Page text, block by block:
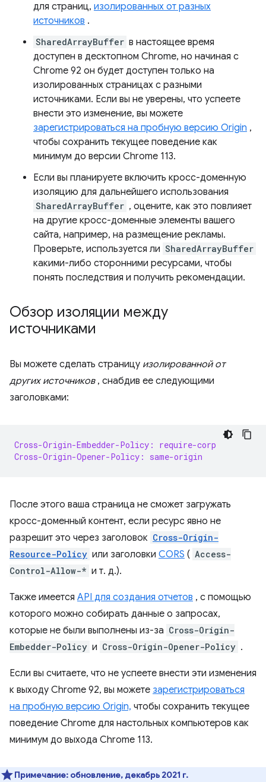
для страниц, изолированных от разных
источников .
SharedArrayBuffer в настоящее время
доступен в десктопном Chrome, но начиная с
Chrome 92 он будет доступен только на
изолированных страницах с разными
источниками. Если вы не уверены, что успеете
внести это изменение, вы можете
зарегистрироваться на пробную версию Origin ,
чтобы сохранить текущее поведение как
минимум до версии Chrome 113.
Если вы планируете включить кросс-доменную
изоляцию для дальнейшего использования
SharedArrayBuffer , оцените, как это повлияет
на другие кросс-доменные элементы вашего
сайта, например, на размещение рекламы.
Проверьте, используется ли SharedArrayBuffer
какими-либо сторонними ресурсами, чтобы
понять последствия и получить рекомендации.
Обзор изоляции между
источниками
Вы можете сделать страницу изолированной от
других источников, снабдив ее следующими
заголовками:
Cross-Origin-Embedder-Policy: require-corp
Cross-Origin-Opener-Policy: same-origin
После этого ваша страница не сможет загружать
кросс-доменный контент, если ресурс явно не
разрешит это через заголовок Cross-Origin-
Resource-Policy или заголовки CORS ( Access-
Control-Allow-* и т. д.).
Также имеется API для создания отчетов , с помощью
которого можно собирать данные о запросах,
которые не были выполнены из-за Cross-Origin-
Embedder-Policy и Cross-Origin-Opener-Policy .
Если вы считаете, что не успеете внести эти изменения
к выходу Chrome 92, вы можете зарегистрироваться
на пробную версию Origin, чтобы сохранить текущее
поведение Chrome для настольных компьютеров как
минимум до выхода Chrome 113.
Примечание: обновление, декабрь 2021 г.